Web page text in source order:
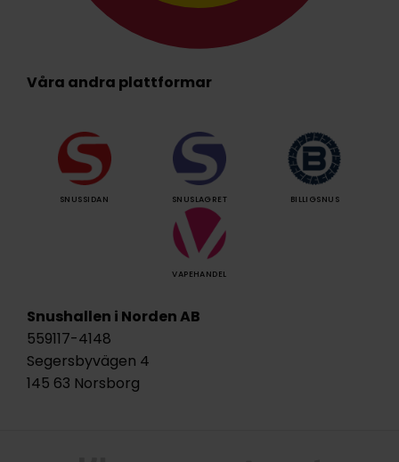
Våra andra plattformar
SNUSSIDAN SNUSLAGRET BILLIGSNUS
VAPEHANDEL
Snushallen i Norden AB
559117-4148
Segersbyvägen 4
145 63 Norsborg